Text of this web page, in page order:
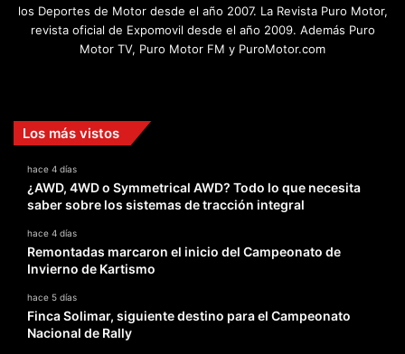
los Deportes de Motor desde el año 2007. La Revista Puro Motor,
revista oficial de Expomovil desde el año 2009. Además Puro
Motor TV, Puro Motor FM y PuroMotor.com
Los más vistos
hace 4 días
¿AWD, 4WD o Symmetrical AWD? Todo lo que necesita
saber sobre los sistemas de tracción integral
hace 4 días
Remontadas marcaron el inicio del Campeonato de
Invierno de Kartismo
hace 5 días
Finca Solimar, siguiente destino para el Campeonato
Nacional de Rally